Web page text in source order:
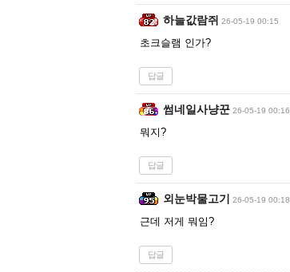
하늘값람쥐 26-05-19 00:15
초크슬램 인가?
답글
썸네일사냥꾼 26-05-19 00:16
뭐지?
답글
외눈박물고기 26-05-19 00:18
근데 저게 뭐임?
답글